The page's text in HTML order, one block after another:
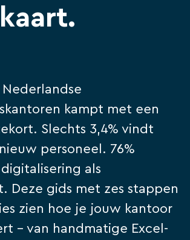
kampt met een
Slechts 3,4% vindt
personeel. 76%
als
Deze gids met zes stappen
zien hoe je jouw kantoor
- van handmatige Excel-